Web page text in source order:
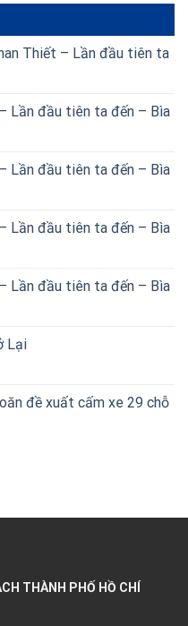
Thiết – Lần đầu tiên ta
Lần đầu tiên ta đến – Bìa
Lần đầu tiên ta đến – Bìa
Lần đầu tiên ta đến – Bìa
Lần đầu tiên ta đến – Bìa
Lại
đề xuất cấm xe 29 chỗ
THÀNH PHỐ HỒ CHÍ